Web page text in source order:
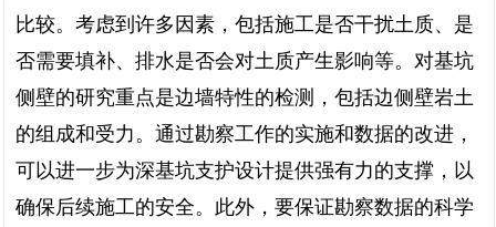
比较。考虑到许多因素，包括施工是否干扰土质、是
否需要填补、排水是否会对土质产生影响等。对基坑
侧壁的研究重点是边墙特性的检测，包括边侧壁岩土
的组成和受力。通过勘察工作的实施和数据的改进，
可以进一步为深基坑支护设计提供强有力的支撑，以
确保后续施工的安全。此外，要保证勘察数据的科学